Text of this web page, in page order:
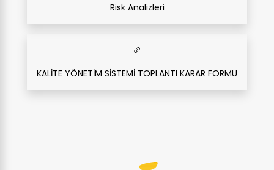
Risk Analizleri
KALİTE YÖNETİM SİSTEMİ TOPLANTI KARAR FORMU